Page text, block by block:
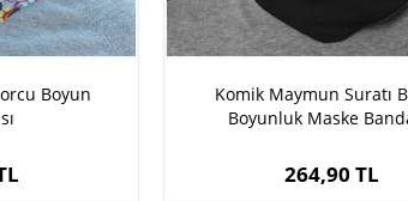
Boyun
Komik Maymun Suratı
Boyunluk Maske
264,90 TL